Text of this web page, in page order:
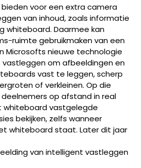
voor een extra camera
van inhoud, zoals informatie
whiteboard. Daarmee kan
ruimte gebruikmaken van een
Microsofts nieuwe technologie
om afbeeldingen en
vast te leggen, scherp
of verkleinen. Op die
deelnemers op afstand in real
whiteboard vastgelegde
bekijken, zelfs wanneer
whiteboard staat. Later dit jaar